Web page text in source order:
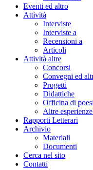
Eventi ed altro
Attività
Interviste
Interviste a
Recensioni a
Articoli
Attività altre
Concorsi
Convegni ed
Progetti
Didattiche
Officina di
Altre
Rapporti Letterari
Archivio
Materiali
Documenti
Cerca nel sito
Contatti